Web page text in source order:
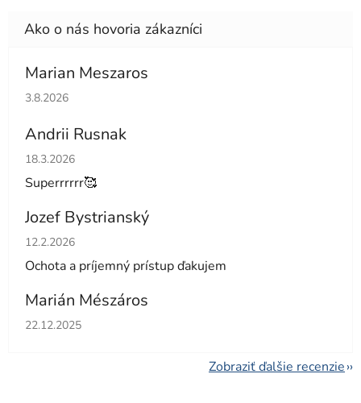
Marian Meszaros
Hodnotenie obchodu je 5 z 5 hviezdičiek.
3.8.2026
Andrii Rusnak
Hodnotenie obchodu je 5 z 5 hviezdičiek.
18.3.2026
Superrrrrr🥰
Jozef Bystrianský
Hodnotenie obchodu je 5 z 5 hviezdičiek.
12.2.2026
Ochota a príjemný prístup ďakujem
Marián Mészáros
Hodnotenie obchodu je 5 z 5 hviezdičiek.
22.12.2025
Zobraziť ďalšie recenzie